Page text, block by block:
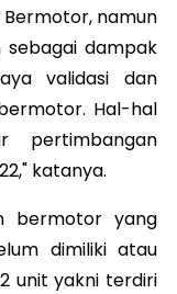
Bermotor, namun
sebagai dampak
validasi dan
Hal-hal
pertimbangan
katanya.
bermotor yang
dimiliki atau
unit yakni terdiri